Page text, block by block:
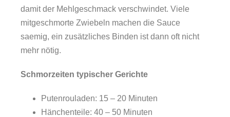
damit der Mehlgeschmack verschwindet. Viele
mitgeschmorte Zwiebeln machen die Sauce
saemig, ein zusätzliches Binden ist dann oft nicht
mehr nötig.
Schmorzeiten typischer Gerichte
Putenrouladen: 15 – 20 Minuten
Hänchenteile: 40 – 50 Minuten